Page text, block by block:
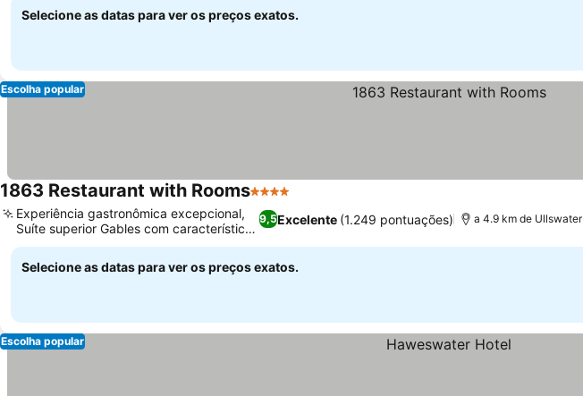
Selecione as datas para ver os preços exatos.
Escolha popular
1863 Restaurant with Rooms4 Estrelas
9,5Excelente (1.249 pontuações)
Experiência gastronômica excepcional,
Suíte superior Gables com características
de luxo
a 4.9 km de Ullswater
Selecione as datas para ver os preços exatos.
Escolha popular